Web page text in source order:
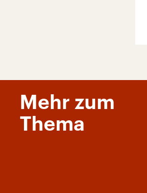
Mehr zum
Thema